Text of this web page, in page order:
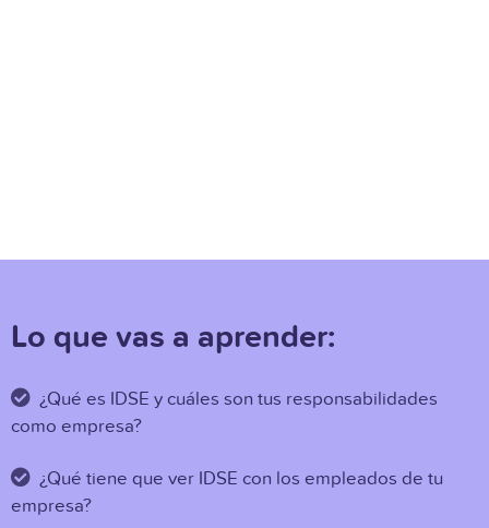
Lo que vas a aprender:
¿Qué es IDSE y cuáles son tus responsabilidades
como empresa?
¿Qué tiene que ver IDSE con los empleados de tu
empresa?